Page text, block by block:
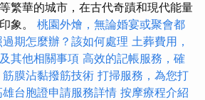
繁華的城市，在古代奇蹟和現代能量
象。 桃園外燴，無論婚宴或聚會都
過期怎麼辦？該如何處理 土葬費用，
其他相關事項 高效的記帳服務，確
筋膜沾黏撥筋技術 打掃服務，為您打
雄台胞證申請服務詳情 按摩療程介紹